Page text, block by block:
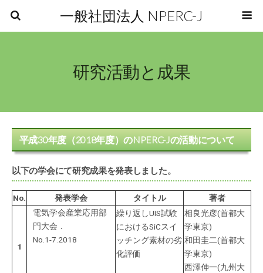
一般社団法人 NPERC-J
研究活動と成果
平成30年度（2018年度）のNPERC-Jの活動について
以下の学会にて研究成果を発表しました。
No. 発表学会 タイトル 著者
1
電気学会産業応用部
門大会．
No.1-7.2018
繰り返しUIS試験
におけるSiCスイ
ッチング素材の劣
化評価
相良光彦(首都大
学東京)
和田圭二(首都大
学東京)
西澤伸一(九州大